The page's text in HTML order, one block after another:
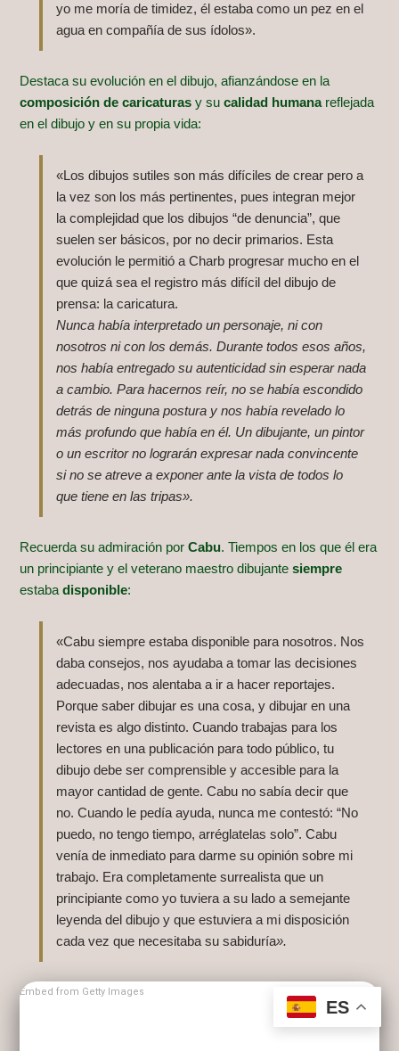
yo me moría de timidez, él estaba como un pez en el
agua en compañía de sus ídolos».
Destaca su evolución en el dibujo, afianzándose en la
composición de caricaturas y sucalidad humanareflejada
en el dibujo y en su propia vida:
«Los dibujos sutiles son más difíciles de crear pero a
la vez son los más pertinentes, pues integran mejor
la complejidad que los dibujos “de denuncia”, que
suelen ser básicos, por no decir primarios. Esta
evolución le permitió a Charb progresar mucho en el
que quizá sea el registro más difícil del dibujo de
prensa: la caricatura.
Nunca había interpretado un personaje, ni con
nosotros ni con los demás. Durante todos esos años,
nos había entregado su autenticidad sin esperar nada
a cambio. Para hacernos reír, no se había escondido
detrás de ninguna postura y nos había revelado lo
más profundo que había en él. Un dibujante, un pintor
o un escritor no lograrán expresar nada convincente
si no se atreve a exponer ante la vista de todos lo
que tiene en las tripas».
Recuerda su admiración porCabu. Tiempos en los que él era
un principiante y el veterano maestro dibujantesiempre
estabadisponible:
«Cabu siempre estaba disponible para nosotros. Nos
daba consejos, nos ayudaba a tomar las decisiones
adecuadas, nos alentaba a ir a hacer reportajes.
Porque saber dibujar es una cosa, y dibujar en una
revista es algo distinto. Cuando trabajas para los
lectores en una publicación para todo público, tu
dibujo debe ser comprensible y accesible para la
mayor cantidad de gente. Cabu no sabía decir que
no. Cuando le pedía ayuda, nunca me contestó: “No
puedo, no tengo tiempo, arréglatelas solo”. Cabu
venía de inmediato para darme su opinión sobre mi
trabajo. Era completamente surrealista que un
principiante como yo tuviera a su lado a semejante
leyenda del dibujo y que estuviera a mi disposición
cada vez que necesitaba su sabiduría».
Embed from Getty Images
ES